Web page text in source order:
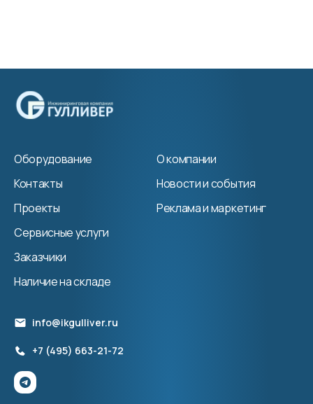
Оборудование
Контакты
Проекты
Сервисные услуги
Заказчики
Наличие на складе
О компании
Новости и события
Реклама и маркетинг
info@ikgulliver.ru
+7 (495) 663-21-72